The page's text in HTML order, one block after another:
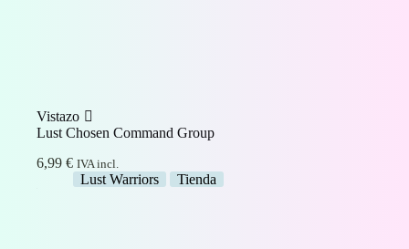
Vistazo
Lust Chosen Command Group
6,99 € IVA incl.
Lust Warriors Tienda